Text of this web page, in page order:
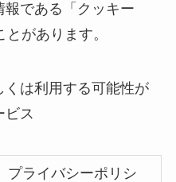
報である「クッキー
とがあります。
は利用する可能性が
ビス
プライバシーポリシ